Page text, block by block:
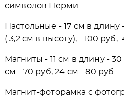
символов Перми.
Настольные - 17 см в длину
( 3,2 см в высоту), - 100 руб,
Магниты - 11 см в длину -
см - 70 руб, 24 см - 80 руб
Магнит-фоторамка с